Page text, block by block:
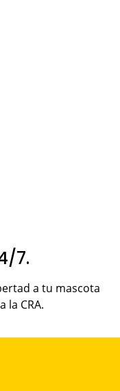
7.
a tu mascota
la CRA.